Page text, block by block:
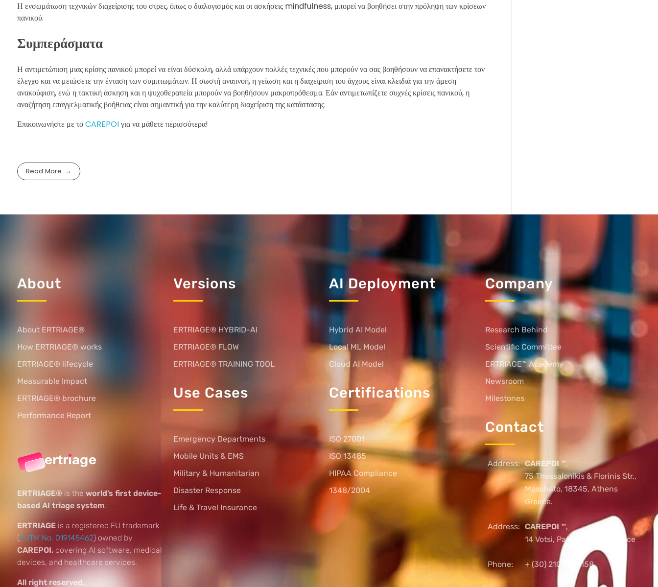
Η ενσωμάτωση τεχνικών διαχείρισης του στρες, όπως ο διαλογισμός και οι ασκήσεις mindfulness, μπορεί να βοηθήσει στην πρόληψη των κρίσεων
πανικού.
Συμπεράσματα
Η αντιμετώπιση μιας κρίσης πανικού μπορεί να είναι δύσκολη, αλλά υπάρχουν πολλές τεχνικές που μπορούν να σας βοηθήσουν να επανακτήσετε τον
έλεγχο και να μειώσετε την ένταση των συμπτωμάτων. Η σωστή αναπνοή, η γείωση και η διαχείριση του άγχους είναι κλειδιά για την άμεση
ανακούφιση, ενώ η τακτική άσκηση και η ψυχοθεραπεία μπορούν να βοηθήσουν μακροπρόθεσμα. Εάν αντιμετωπίζετε συχνές κρίσεις πανικού, η
αναζήτηση επαγγελματικής βοήθειας είναι σημαντική για την καλύτερη διαχείριση της κατάστασης.
Επικοινωνήστε με τοCAREPOIγια να μάθετε περισσότερα!
Read More
About
About ERTRIAGE®
How ERTRIAGE® works
ERTRIAGE® lifecycle
Measurable Impact
ERTRIAGE® brochure
Performance Report
ERTRIAGE® is the world’s first device-
based AI triage system.
ERTRIAGE is a registered EU trademark
(EUTM No. 019145462) owned by
CAREPOI, covering AI software, medical
devices, and healthcare services.
All right reserved.
Versions
ERTRIAGE® HYBRID-AI
ERTRIAGE® FLOW
ERTRIAGE® TRAINING TOOL
Use Cases
Emergency Departments
Mobile Units & EMS
Military & Humanitarian
Disaster Response
Life & Travel Insurance
AI Deployment
Hybrid AI Model
Local ML Model
Cloud AI Model
Certifications
ISO 27001
ISO 13485
HIPAA Compliance
1348/2004
Company
Research Behind
Scientific Committee
ERTRIAGE™ Academy
Newsroom
Milestones
Contact
Address: CAREPOI ™,
75 Thessalonikis & Florinis Str.,
Moschato, 18345, Athens
Greece.
Address: CAREPOI ™,
14 Votsi, Patras, 26221, Greece
Phone: + (30) 2103005158